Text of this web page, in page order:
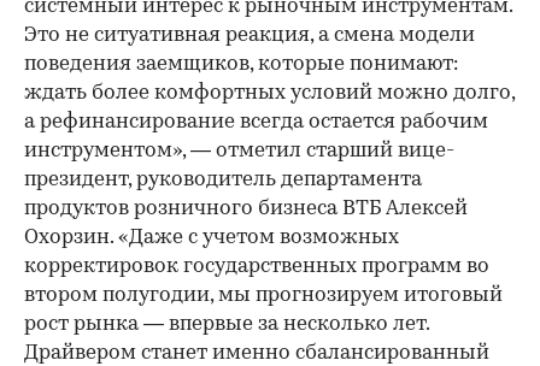
системный интерес к рыночным инструментам.
Это не ситуативная реакция, а смена модели
поведения заемщиков, которые понимают:
ждать более комфортных условий можно долго,
а рефинансирование всегда остается рабочим
инструментом», — отметил старший вице-
президент, руководитель департамента
продуктов розничного бизнеса ВТБ Алексей
Охорзин. «Даже с учетом возможных
корректировок государственных программ во
втором полугодии, мы прогнозируем итоговый
рост рынка — впервые за несколько лет.
Драйвером станет именно сбалансированный